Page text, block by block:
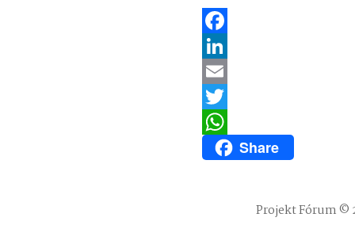
Facebook
LinkedIn
Email
Twitter
WhatsAppShare
Projekt Fórum ©